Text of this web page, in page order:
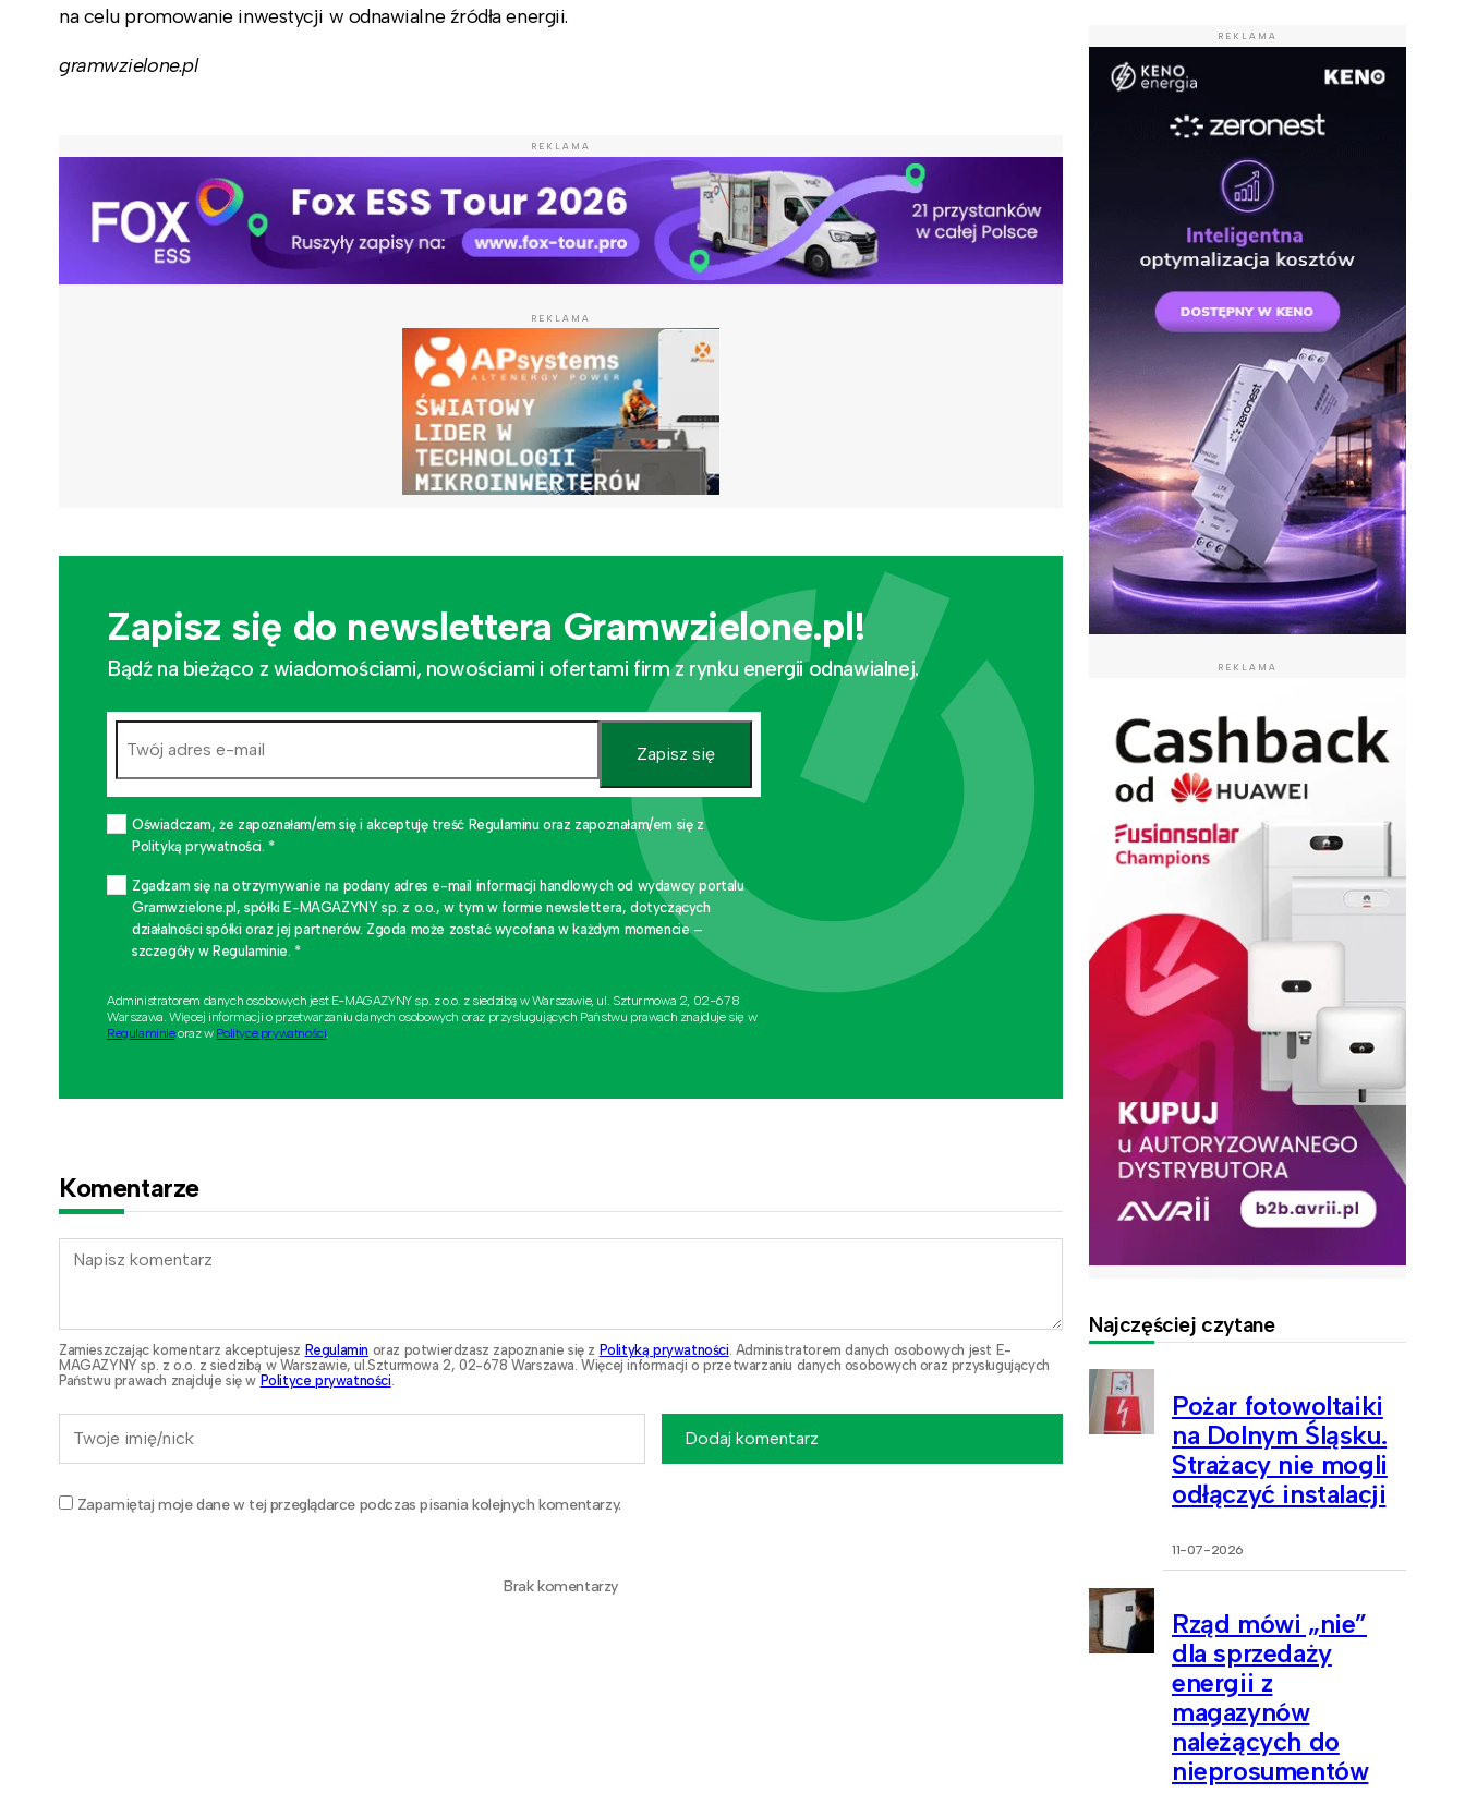
na celu promowanie inwestycji w odnawialne źródła energii.
gramwzielone.pl
REKLAMA
REKLAMA
Zapisz się do newslettera Gramwzielone.pl!
Bądź na bieżąco z wiadomościami, nowościami i ofertami firm z rynku energii odnawialnej.
Zapisz się
Oświadczam, że zapoznałam/em się i akceptuję treść Regulaminu oraz zapoznałam/em się z
Polityką prywatności. *
Zgadzam się na otrzymywanie na podany adres e-mail informacji handlowych od wydawcy portalu
Gramwzielone.pl, spółki E-MAGAZYNY sp. z o.o., w tym w formie newslettera, dotyczących
działalności spółki oraz jej partnerów. Zgoda może zostać wycofana w każdym momencie –
szczegóły w Regulaminie. *
Administratorem danych osobowych jest E-MAGAZYNY sp. z o.o. z siedzibą w Warszawie, ul. Szturmowa 2, 02-678
Warszawa. Więcej informacji o przetwarzaniu danych osobowych oraz przysługujących Państwu prawach znajduje się w
Regulaminieoraz w Polityce prywatności
Komentarze
Zamieszczając komentarz akceptujesz Regulamin oraz potwierdzasz zapoznanie się z Polityką prywatności . Administratorem danych osobowych jest E-
MAGAZYNY sp. z o.o. z siedzibą w Warszawie, ul.Szturmowa 2, 02-678 Warszawa. Więcej informacji o przetwarzaniu danych osobowych oraz przysługujących
Państwu prawach znajduje się w Polityce prywatności
Zapamiętaj moje dane w tej przeglądarce podczas pisania kolejnych komentarzy.
Dodaj komentarz
Brak komentarzy
REKLAMA
REKLAMA
Najczęściej czytane
Pożar fotowoltaiki
na Dolnym Śląsku.
Strażacy nie mogli
odłączyć instalacji
11-07-2026
Rząd mówi „nie”
dla sprzedaży
energii z
magazynów
należących do
nieprosumentów